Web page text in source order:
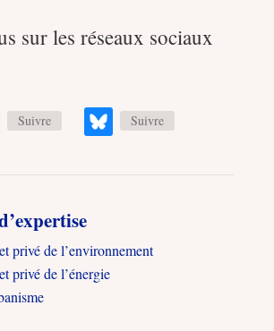
sur les réseaux sociaux
Suivre Suivre
privé de l’environnement
privé de l’énergie